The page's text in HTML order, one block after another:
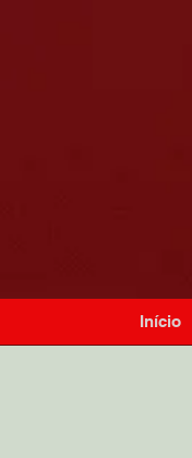
Início